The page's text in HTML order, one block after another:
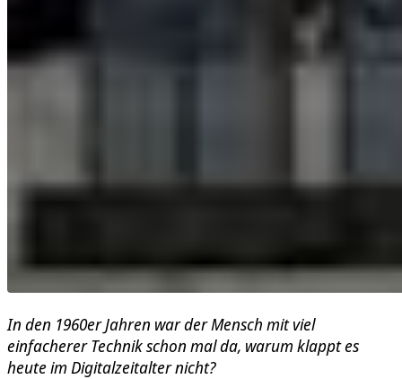
In den 1960er Jahren war der Mensch mit viel
einfacherer Technik schon mal da, warum klappt es
heute im Digitalzeitalter nicht?